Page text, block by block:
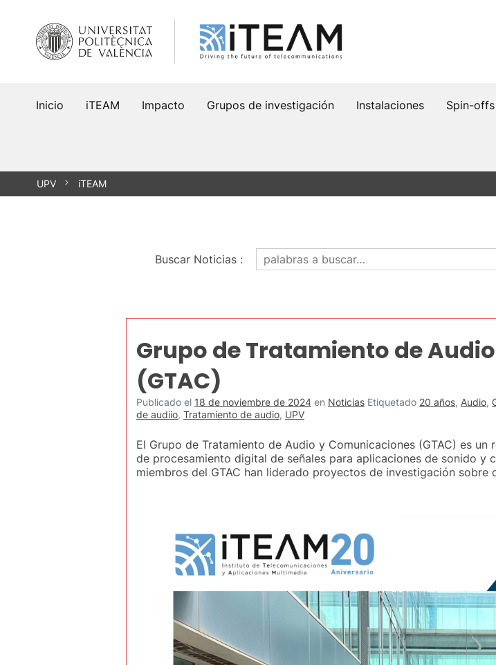
contenido
Inicio iTEAM Impacto Grupos de investigación Instalaciones Spin-offs
UPV iTEAM
Buscar Noticias:
Grupo de Tratamiento de
(GTAC)
Publicado el 18 de noviembre de 2024 en Noticias Etiquetado 20 años, Audio,
de audiio, Tratamiento de audio, UPV
El Grupo de Tratamiento de Audio y Comunicaciones (GTAC) es
de procesamiento digital de señales para aplicaciones de sonido y
miembros del GTAC han liderado proyectos de investigación